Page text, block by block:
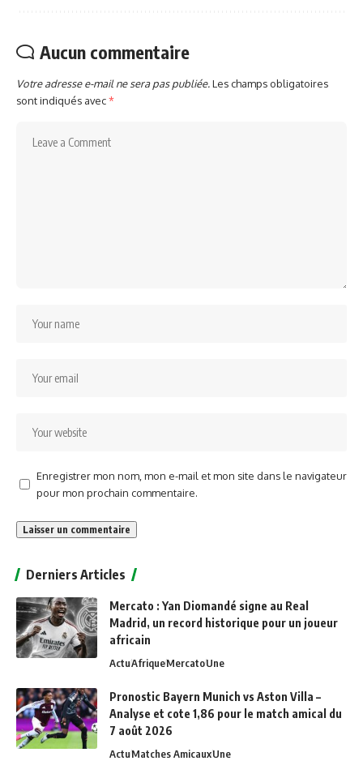
Aucun commentaire
Votre adresse e-mail ne sera pas publiée.Les champs obligatoires
sont indiqués avec*
Enregistrer mon nom, mon e-mail et mon site dans le navigateur
pour mon prochain commentaire.
Derniers Articles
Mercato : Yan Diomandé signe au Real
Madrid, un record historique pour un joueur
africain
ActuAfriqueMercatoUne
Pronostic Bayern Munich vs Aston Villa –
Analyse et cote 1,86 pour le match amical du
7 août 2026
ActuMatches AmicauxUne